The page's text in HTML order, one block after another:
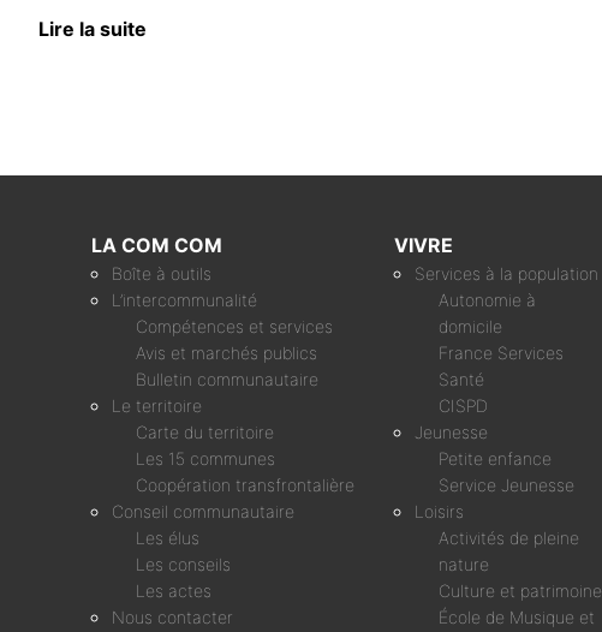
Lire la suite
LA COM COM
Boîte à outils
L’intercommunalité
Compétences et services
Avis et marchés publics
Bulletin communautaire
Le territoire
Carte du territoire
Les 15 communes
Coopération transfrontalière
Conseil communautaire
Les élus
Les conseils
Les actes
Nous contacter
VIVRE
Services à la population
Autonomie à
domicile
France Services
Santé
CISPD
Jeunesse
Petite enfance
Service Jeunesse
Loisirs
Activités de pleine
nature
Culture et patrimoine
École de Musique et